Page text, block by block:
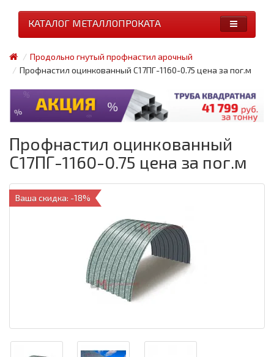
КАТАЛОГ МЕТАЛЛОПРОКАТА
Продольно гнутый профнастил арочный
Профнастил оцинкованный С17ПГ-1160-0.75 цена за пог.м
Профнастил оцинкованный
С17ПГ-1160-0.75 цена за пог.м
Ваша скидка: -18%